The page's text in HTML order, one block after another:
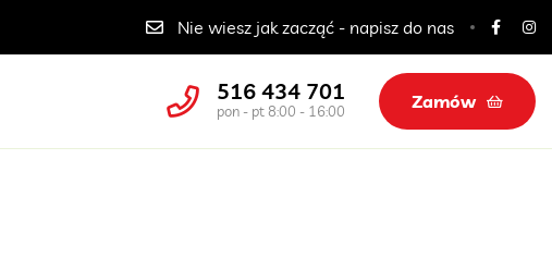
Catering dla szkół, przedszkoli i żłobków
Nie wiesz jak zacząć - napisz do nas
516 434 701
pon - pt 8:00 - 16:00 Zamów